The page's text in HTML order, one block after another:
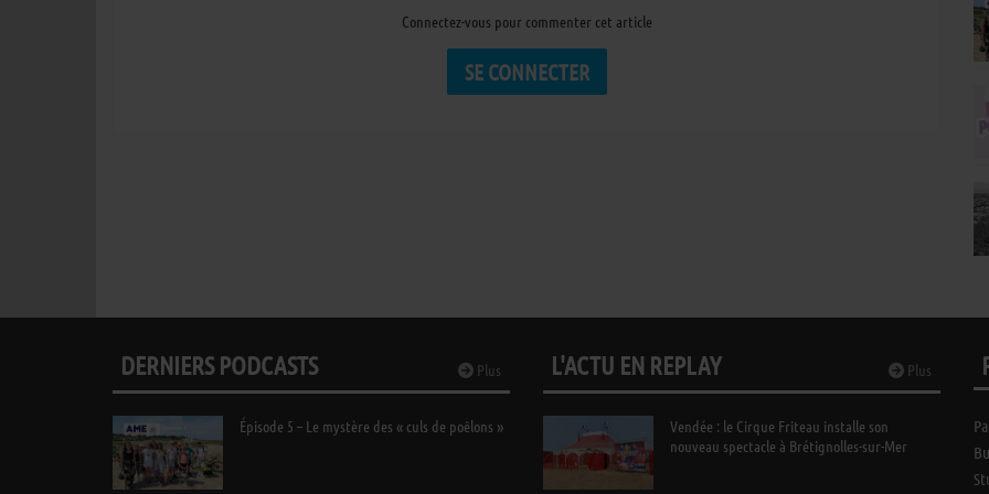
Connectez-vous pour commenter cet article
SE CONNECTER
Plus
DERNIERS PODCASTS
Épisode 5 – Le mystère des « culs de poêlons »
Plus
L'ACTU EN REPLAY
Vendée : le Cirque Friteau installe son
nouveau spectacle à Brétignolles-sur-Mer